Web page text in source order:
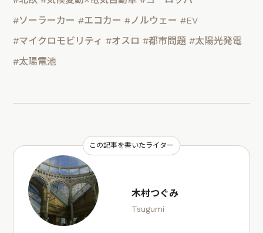
#ソーラーカー #エコカー #ノルウェー #EV
#マイクロモビリティ #オスロ #都市問題 #太陽光発電
#太陽電池
この記事を書いたライター
木村つぐみ
Tsugumi